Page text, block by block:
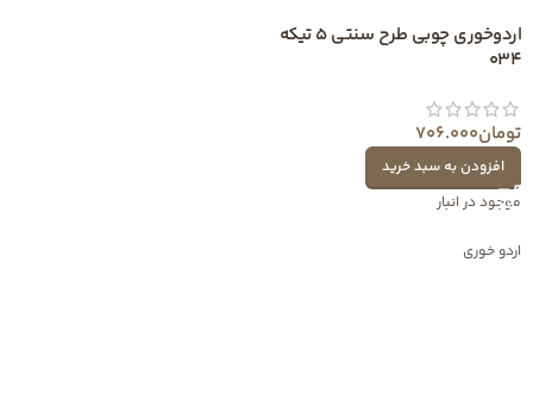
اردوخوری چوبی طرح سنتی 5 تیکه
034
تومان706.000
افزودن به سبد خرید
موجود در انبار
اردو خوری